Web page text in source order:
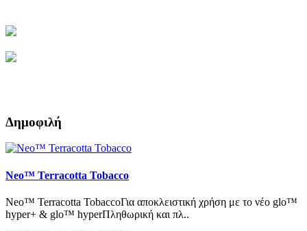
Δημοφιλή
Neo™ Terracotta Tobacco
Neo™ Terracotta TobaccoΓια αποκλειστική χρήση με το νέο glo™
hyper+ & glo™ hyperΠληθωρική και πλ..